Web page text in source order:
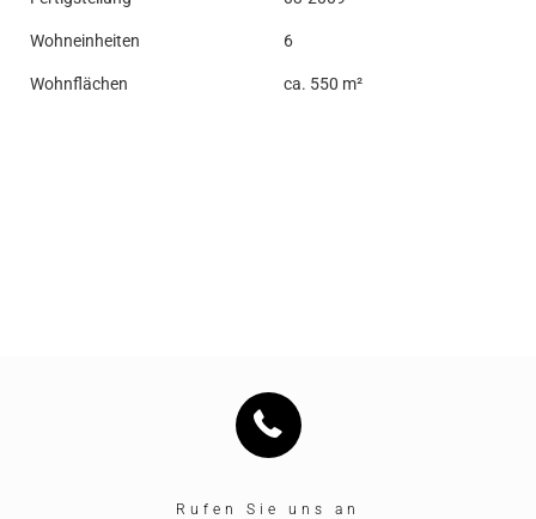
Wohneinheiten 6
Wohnflächen ca. 550 m²
Rufen Sie uns an